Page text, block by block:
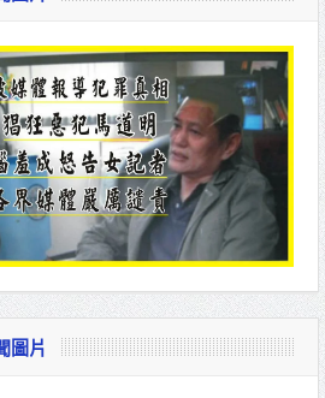
圖片